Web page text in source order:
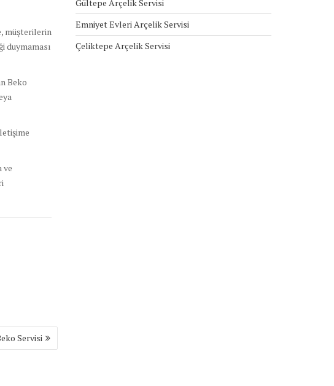
müşterilerin
duymaması
Beko
ve
Servisi
Gültepe Arçelik Servisi
Emniyet Evleri Arçelik Servisi
Çeliktepe Arçelik Servisi